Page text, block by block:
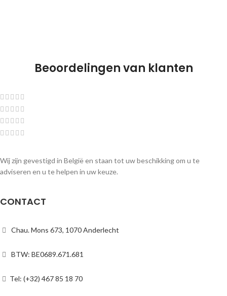
Beoordelingen van klanten
Wij zijn gevestigd in België en staan tot uw beschikking om u te
adviseren en u te helpen in uw keuze.
CONTACT
Chau. Mons 673, 1070 Anderlecht
BTW: BE0689.671.681
Tel: (+32) 467 85 18 70